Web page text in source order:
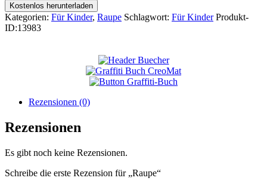
Kostenlos herunterladen
Kategorien: Für Kinder, Raupe Schlagwort: Für Kinder Produkt-
ID:13983
Rezensionen (0)
Rezensionen
Es gibt noch keine Rezensionen.
Schreibe die erste Rezension für „Raupe“